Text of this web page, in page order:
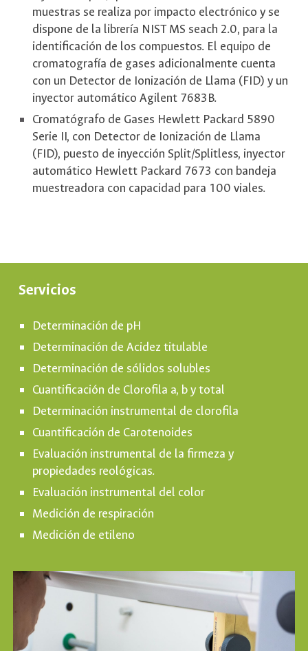
muestras se realiza por impacto electrónico y se
dispone de la librería NIST MS seach 2.0, para la
identificación de los compuestos. El equipo de
cromatografía de gases adicionalmente cuenta
con un Detector de Ionización de Llama (FID) y un
inyector automático Agilent 7683B.
Cromatógrafo de Gases Hewlett Packard 5890
Serie II, con Detector de Ionización de Llama
(FID), puesto de inyección Split/Splitless, inyector
automático Hewlett Packard 7673 con bandeja
muestreadora con capacidad para 100 viales.
Servicios
Determinación de pH
Determinación de Acidez titulable
Determinación de sólidos solubles
Cuantificación de Clorofila a, b y total
Determinación instrumental de clorofila
Cuantificación de Carotenoides
Evaluación instrumental de la firmeza y
propiedades reológicas.
Evaluación instrumental del color
Medición de respiración
Medición de etileno